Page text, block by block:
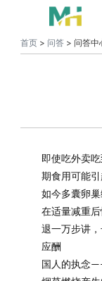
首页> 问答 > 问答中
即使吃外卖
期食用可能
如今多囊卵
在适量减重
退一万步讲
应酬
国人的执念